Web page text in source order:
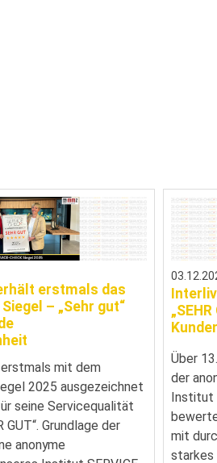
erstmals das
Siegel – „Sehr gut“
mit dem
2025 ausgezeichnet
seine Servicequalität
Grundlage der
anonyme
Über
der
Institut
mit
starkes